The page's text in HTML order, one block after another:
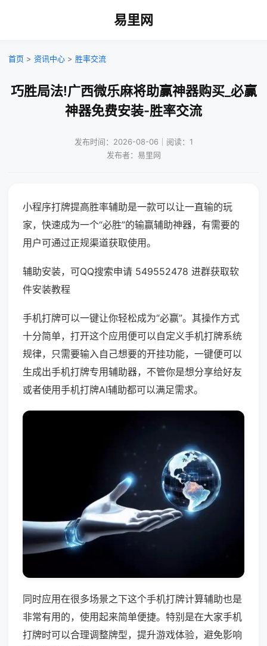
易里网
首页 > 资讯中心 > 胜率交流
巧胜局法!广西微乐麻将助赢神器购买_必赢
神器免费安装-胜率交流
发布时间：2026-08-06｜阅读：1
发布者：易里网
小程序打牌提高胜率辅助是一款可以让一直输的玩
家，快速成为一个“必胜”的输赢辅助神器，有需要的
用户可通过正规渠道获取使用。
辅助安装，可QQ搜索申请 549552478 进群获取软
件安装教程
手机打牌可以一键让你轻松成为“必赢”。其操作方式
十分简单，打开这个应用便可以自定义手机打牌系统
规律，只需要输入自己想要的开挂功能，一键便可以
生成出手机打牌专用辅助器，不管你是想分享给好友
或者使用手机打牌AI辅助都可以满足需求。
同时应用在很多场景之下这个手机打牌计算辅助也是
非常有用的，使用起来简单便捷。特别是在大家手机
打牌时可以合理调整牌型，提升游戏体验，避免影响